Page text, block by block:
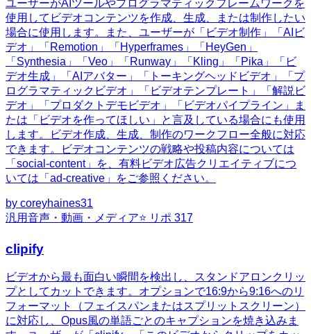
ユーザーがAIツールやプログラマティックフレームワークを
使用してビデオコンテンツを作成、生成、または制作したい
場合に使用します。また、ユーザーが「ビデオ制作」「AIビ
デオ」「Remotion」「Hyperframes」「HeyGen」
「Synthesia」「Veo」「Runway」「Kling」「Pika」「ビ
デオ生成」「AIアバター」「トーキングヘッドビデオ」「プ
ログラマティックビデオ」「ビデオテンプレート」「解説ビ
デオ」「プロダクトデモビデオ」「ビデオパイプライン」ま
たは「ビデオを作ってほしい」と言及している場合にも使用
します。ビデオ作成、生成、制作のワークフロー全般に対応
できます。ビデオコンテンツの戦略や投稿内容については
「social-content」を、有料ビデオ広告クリエイティブにつ
いては「ad-creative」をご参照ください。
by coreyhaines31
汎用音声・動画・メディア⭐ リポ 317
clipify
ビデオから最も面白い瞬間を検出し、スタンドアロンクリッ
プとしてカットできます。オプションで16:9から9:16へのリ
フォーマット（フェイスパンまたはスプリットスクリーン）
に対応し、Opus風の単語ごとのキャプションを焼き込みま